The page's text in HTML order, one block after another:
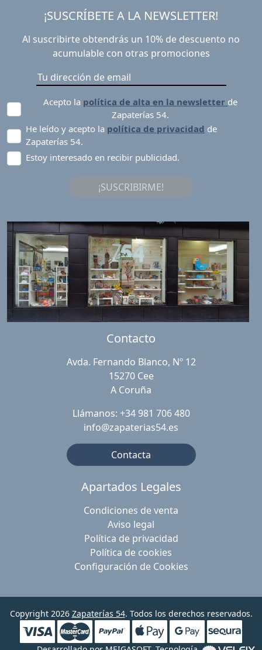
¡SUSCRÍBETE A LA NEWSLETTER!
Al suscribirte obtendrás un 10% de descuento no
acumulable con otras promociones
Acepto la política de alta en la newsletter de
Zapaterías 54.
He leído y acepto la política de privacidad de
Zapaterías 54.
Estoy interesado en recibir publicidad.
¡SUSCRIBIRME!
Contacto
Avda. Fernando Blanco, Nº 12
15270 Cee
A Coruña
Llámanos: +34 981 706 480
info@zapaterias54.es
Contacta
Apartados Legales
Condiciones de venta
Aviso legal
Política de privacidad
Política de cookies
Configuración de Cookies
Copyright 2026 Zapaterías 54. Todos los derechos reservados.